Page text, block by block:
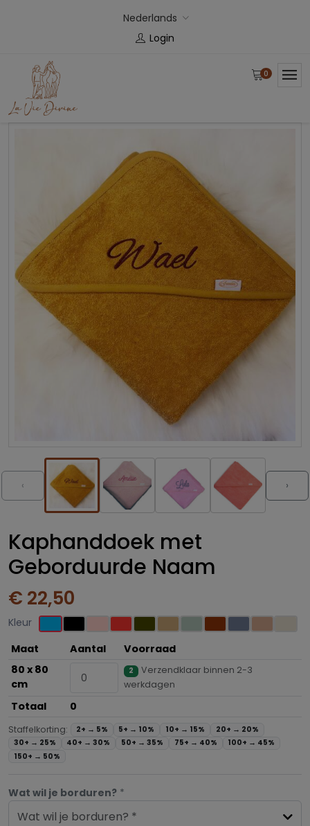
Nederlands
Login
0
‹ ›
Kaphanddoek met
Geborduurde Naam
€ 22,50
Kleur
Maat
Aantal
Voorraad
80 x 80
cm
2
Verzendklaar binnen 2-3
werkdagen
Totaal 0
Staffelkorting: 2+ → 5% 5+ → 10% 10+ → 15% 20+ → 20%
30+ → 25% 40+ →30% 50+ →35% 75+ → 40% 100+ → 45%
150+ → 50%
Wat wil je borduren? *
Wat wil je borduren? *